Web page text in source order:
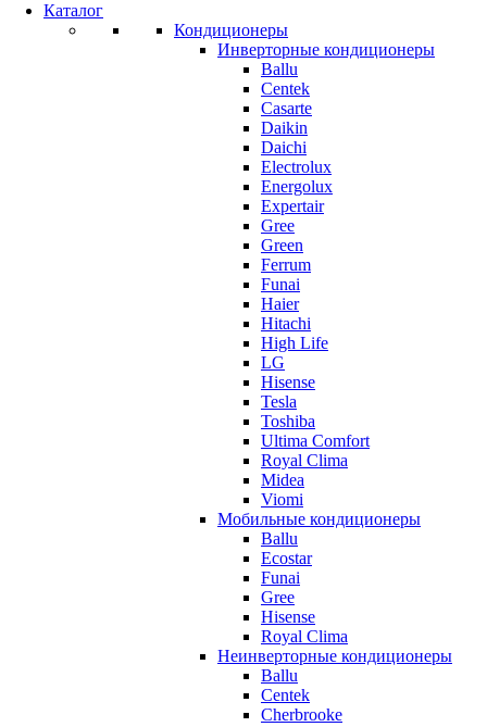
Каталог
Кондиционеры
Инверторные кондиционеры
Ballu
Centek
Casarte
Daikin
Daichi
Electrolux
Energolux
Expertair
Gree
Green
Ferrum
Funai
Haier
Hitachi
High Life
LG
Hisense
Tesla
Toshiba
Ultima Comfort
Royal Clima
Midea
Viomi
Мобильные кондиционеры
Ballu
Ecostar
Funai
Gree
Hisense
Royal Clima
Неинверторные кондиционеры
Ballu
Centek
Cherbrooke